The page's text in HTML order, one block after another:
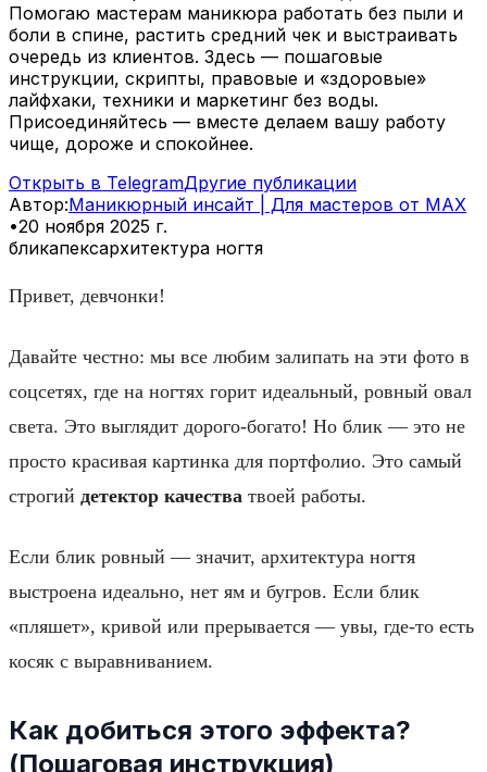
Помогаю мастерам маникюра работать без пыли и
боли в спине, растить средний чек и выстраивать
очередь из клиентов. Здесь — пошаговые
инструкции, скрипты, правовые и «здоровые»
лайфхаки, техники и маркетинг без воды.
Присоединяйтесь — вместе делаем вашу работу
чище, дороже и спокойнее.
Открыть в TelegramДругие публикации
Автор:Маникюрный инсайт | Для мастеров от MAX
•20 ноября 2025 г.
бликапексархитектура ногтя
Привет, девчонки!
Давайте честно: мы все любим залипать на эти фото в
соцсетях, где на ногтях горит идеальный, ровный овал
света. Это выглядит дорого-богато! Но блик — это не
просто красивая картинка для портфолио. Это самый
строгий детектор качества твоей работы.
Если блик ровный — значит, архитектура ногтя
выстроена идеально, нет ям и бугров. Если блик
«пляшет», кривой или прерывается — увы, где-то есть
косяк с выравниванием.
Как добиться этого эффекта?
(Пошаговая инструкция)